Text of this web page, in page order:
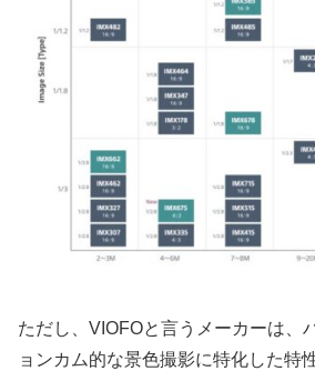
ただし、VIOFOと言うメーカーは、
ョンカム的な景色撮影に特化した特